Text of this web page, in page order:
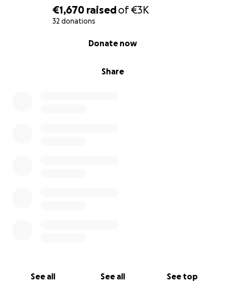
€1,670 raisedof€3K
32 donations
Share
Donate now
See all See all See top